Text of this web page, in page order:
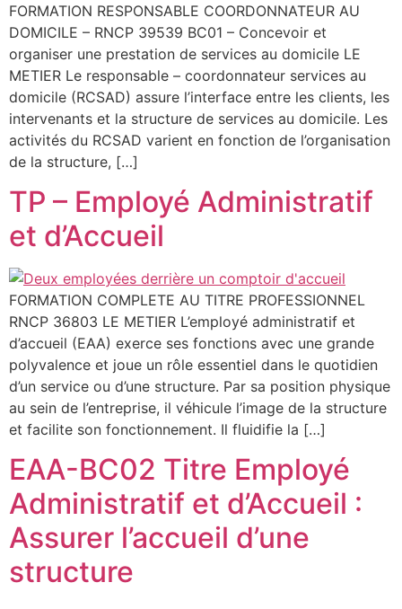
FORMATION RESPONSABLE COORDONNATEUR AU
DOMICILE – RNCP 39539 BC01 – Concevoir et
organiser une prestation de services au domicile LE
METIER Le responsable – coordonnateur services au
domicile (RCSAD) assure l’interface entre les clients, les
intervenants et la structure de services au domicile. Les
activités du RCSAD varient en fonction de l’organisation
de la structure, […]
TP – Employé Administratif
et d’Accueil
FORMATION COMPLETE AU TITRE PROFESSIONNEL
RNCP 36803 LE METIER L’employé administratif et
d’accueil (EAA) exerce ses fonctions avec une grande
polyvalence et joue un rôle essentiel dans le quotidien
d’un service ou d’une structure. Par sa position physique
au sein de l’entreprise, il véhicule l’image de la structure
et facilite son fonctionnement. Il fluidifie la […]
EAA-BC02 Titre Employé
Administratif et d’Accueil :
Assurer l’accueil d’une
structure